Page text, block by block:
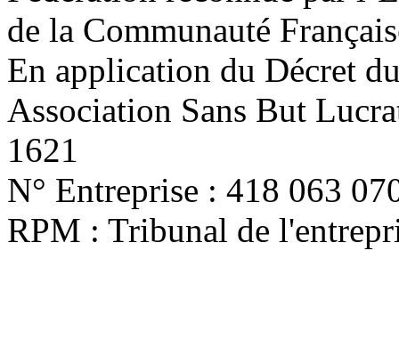
de la Communauté
En application du Décret
Association Sans But
1621
N° Entreprise : 418 063
RPM : Tribunal de